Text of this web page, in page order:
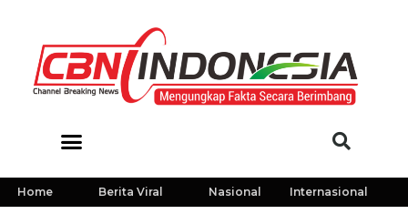
Home Berita Viral Nasional Internasional